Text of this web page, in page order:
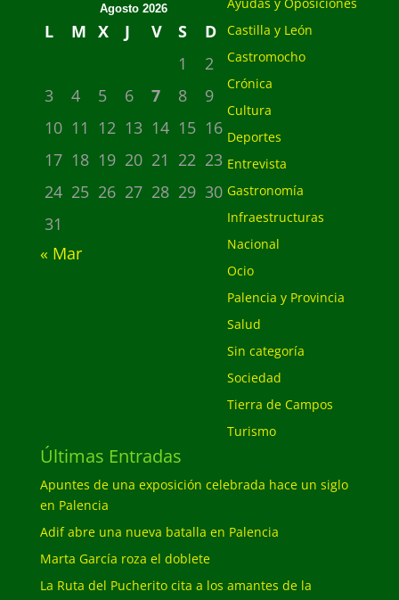
Agosto 2026
L M X J V S
D
1
2
3
4 5 6 7 8
9
10 11 12 13 14 15 16
17 18 19 20 21 22 23
24 25 26 27 28 29 30
31
« Mar
Castilla y León
Castromocho
Crónica
Cultura
Deportes
Entrevista
Gastronomía
Infraestructuras
Nacional
Ocio
Palencia y Provincia
Salud
Sin categoría
Sociedad
Tierra de Campos
Turismo
Últimas Entradas
Apuntes de una exposición celebrada hace un siglo
en Palencia
Adif abre una nueva batalla en Palencia
Marta García roza el doblete
La Ruta del Pucherito cita a los amantes de la